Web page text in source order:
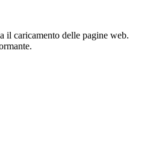
il caricamento delle pagine web.